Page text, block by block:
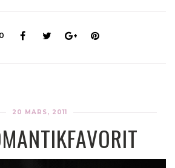
0
20 MARS, 2011